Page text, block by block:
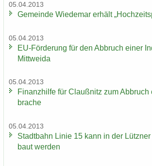
05.04.2013
Ge­mein­de Wie­de­mar er­hält
05.04.2013
EU-​Förderung für den Ab­bruch einer
Mitt­wei­da
05.04.2013
Fi­nanz­hil­fe für Clau­ß­nitz zum
bra­che
05.04.2013
Stadt­bahn Linie 15 kann in der
baut wer­den